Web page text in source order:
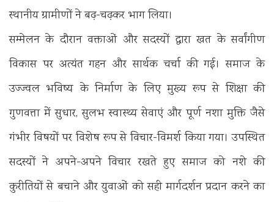
स्थानीय ग्रामीणों ने बढ़-चढ़कर भाग लिया।
सम्मेलन के दौरान वक्ताओं और सदस्यों द्वारा खत के सर्वांगीण
विकास पर अत्यंत गहन और सार्थक चर्चा की गई। समाज के
उज्ज्वल भविष्य के निर्माण के लिए मुख्य रूप से शिक्षा की
गुणवत्ता में सुधार, सुलभ स्वास्थ्य सेवाएं और पूर्ण नशा मुक्ति जैसे
गंभीर विषयों पर विशेष रूप से विचार-विमर्श किया गया। उपस्थित
सदस्यों ने अपने-अपने विचार रखते हुए समाज को नशे की
कुरीतियों से बचाने और युवाओं को सही मार्गदर्शन प्रदान करने का